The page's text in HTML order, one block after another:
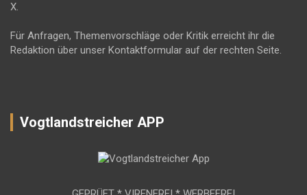
X.
Für Anfragen, Themenvorschläge oder Kritik erreicht ihr die
Redaktion über unser Kontaktformular auf der rechten Seite.
Vogtlandstreicher APP